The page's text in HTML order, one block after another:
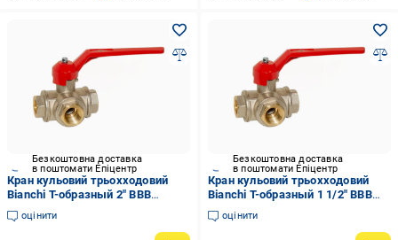
Безкоштовна доставка
в поштомати Епіцентр
Кран кульовий трьохходовий
Bianchi Т-образный 2" ВВВ
латунь (4253T0090F)
оцінити
Безкоштовна доставка
в поштомати Епіцентр
Кран кульовий трьохходовий
Bianchi Т-образный 1 1/2" ВВВ
латунь (4253T0080F)
оцінити